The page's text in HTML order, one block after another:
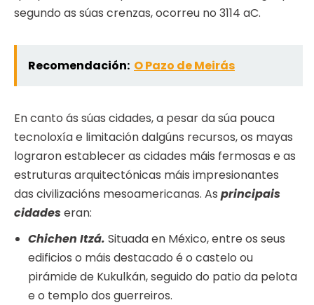
segundo as súas crenzas, ocorreu no 3114 aC.
Recomendación: O Pazo de Meirás
En canto ás súas cidades, a pesar da súa pouca
tecnoloxía e limitación dalgúns recursos, os mayas
lograron establecer as cidades máis fermosas e as
estruturas arquitectónicas máis impresionantes
das civilizacións mesoamericanas. As principais
cidadeseran:
Chichen Itzá. Situada en México, entre os seus
edificios o máis destacado é o castelo ou
pirámide de Kukulkán, seguido do patio da pelota
e o templo dos guerreiros.